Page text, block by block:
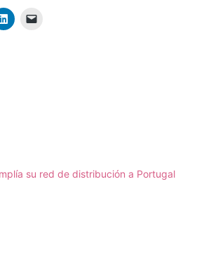
su red de distribución a Portugal